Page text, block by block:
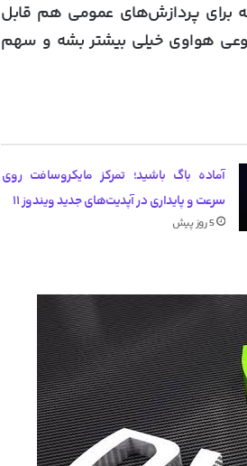
برای پردازش‌های عمومی هم قابل
هواوی خیلی بیشتر بشه و سهم
آماده باگ باشید؛ تمرکز مایکروسافت روی
سرعت و پایداری در آپدیت‌های جدید ویندوز ۱۱
5 روز پیش